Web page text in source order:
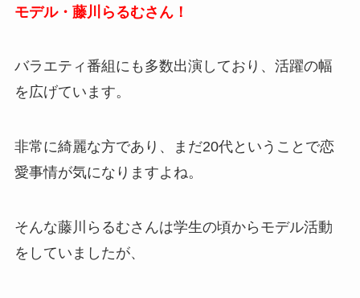
モデル・藤川らるむさん！
バラエティ番組にも多数出演しており、活躍の幅
を広げています。
非常に綺麗な方であり、まだ20代ということで恋
愛事情が気になりますよね。
そんな藤川らるむさんは学生の頃からモデル活動
をしていましたが、